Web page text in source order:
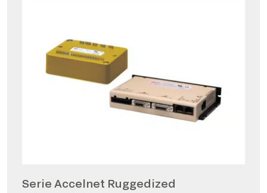
Serie Accelnet Ruggedized